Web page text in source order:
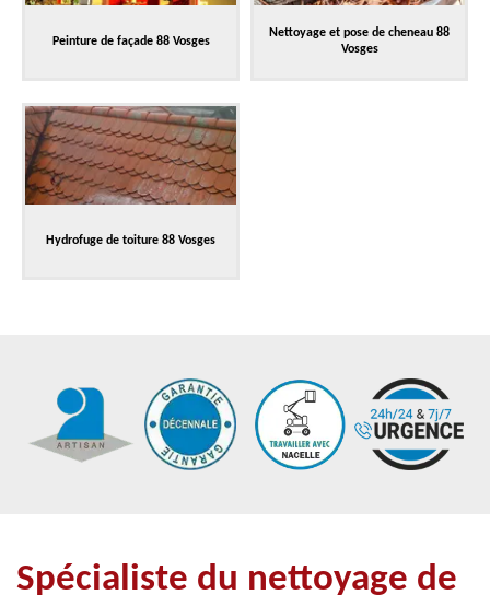
Peinture de façade 88 Vosges
Nettoyage et pose de cheneau 88
Vosges
Hydrofuge de toiture 88 Vosges
Spécialiste du nettoyage de